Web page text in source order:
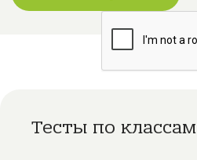
Тесты по классам